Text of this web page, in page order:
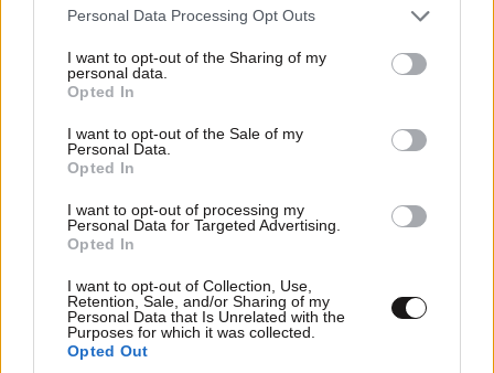
Please note that this website/app uses one or more Google
not limited to your visit or usage behaviour. You may click to
grant or deny consent to Google and its third-party tags to
use your data for below specified purposes in below Google
consent section.
Personal Data Processing Opt Outs
I want to opt-out of the Sharing of my
personal data.
Opted In
I want to opt-out of the Sale of my
Personal Data.
Opted In
I want to opt-out of processing my
Personal Data for Targeted Advertising.
Opted In
I want to opt-out of Collection, Use,
Retention, Sale, and/or Sharing of my
Personal Data that Is Unrelated with the
Purposes for which it was collected.
Opted Out